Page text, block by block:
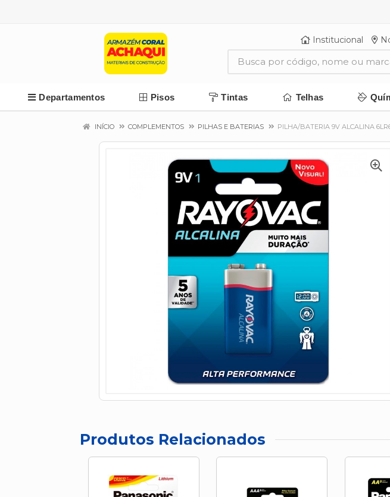
Institucional
Departamentos Pisos Tintas Telhas
INÍCIO COMPLEMENTOS PILHAS E BATERIAS PILHA/BATERIA 9V ALCALINA
Produtos Relacionados